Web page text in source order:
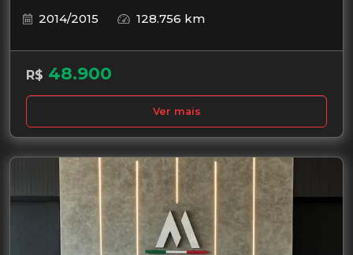
2014/2015
128.756 km
R$ 48.900
Ver mais